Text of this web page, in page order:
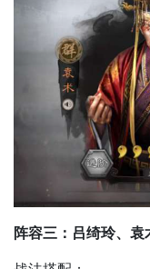
阵容三：吕绮玲、袁